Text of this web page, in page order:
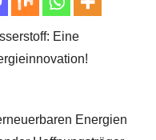
Eine
Energien